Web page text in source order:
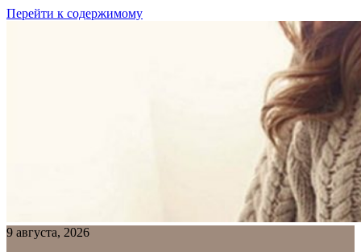
Перейти к содержимому
9 августа, 2026